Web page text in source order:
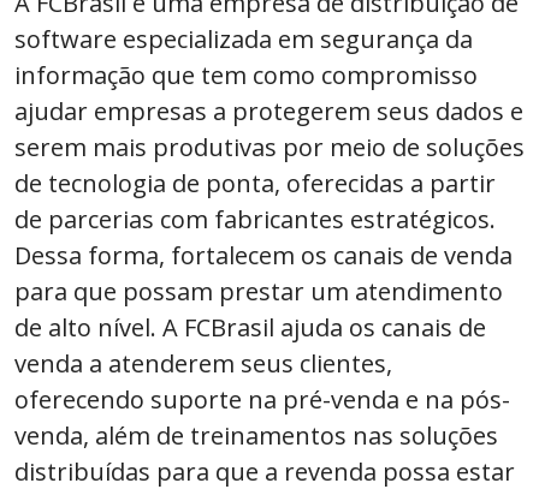
software especializada em segurança da
informação que tem como compromisso
ajudar empresas a protegerem seus dados e
serem mais produtivas por meio de soluções
de tecnologia de ponta, oferecidas a partir
de parcerias com fabricantes estratégicos.
Dessa forma, fortalecem os canais de venda
para que possam prestar um atendimento
de alto nível. A FCBrasil ajuda os canais de
venda a atenderem seus clientes,
oferecendo suporte na pré-venda e na pós-
venda, além de treinamentos nas soluções
distribuídas para que a revenda possa estar